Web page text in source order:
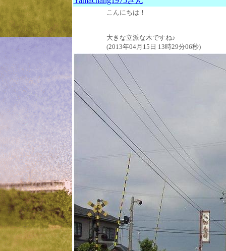
こんにちは！
大きな立派な木ですね♪
(2013年04月15日 13時29分06秒)